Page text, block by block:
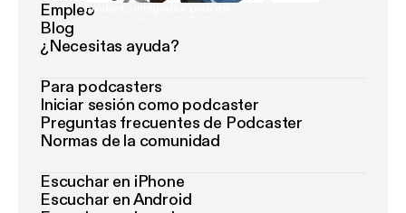
Producto integrador podcast
Empleo
Blog
¿Necesitas ayuda?
Para podcasters
Iniciar sesión como podcaster
Preguntas frecuentes de Podcaster
Normas de la comunidad
Escuchar en iPhone
Escuchar en Android